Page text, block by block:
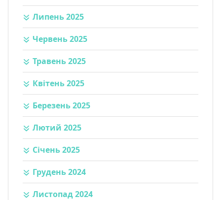
Липень 2025
Червень 2025
Травень 2025
Квітень 2025
Березень 2025
Лютий 2025
Січень 2025
Грудень 2024
Листопад 2024